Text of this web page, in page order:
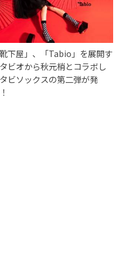
靴下屋」、「Tabio」を展開す
ビオから秋元梢とコラボし
ビソックスの第二弾が発